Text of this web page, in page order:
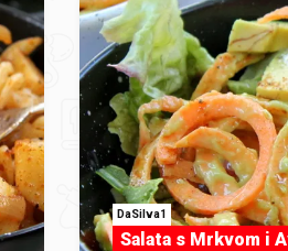
DaSilva1
Salata s Mrkvom i